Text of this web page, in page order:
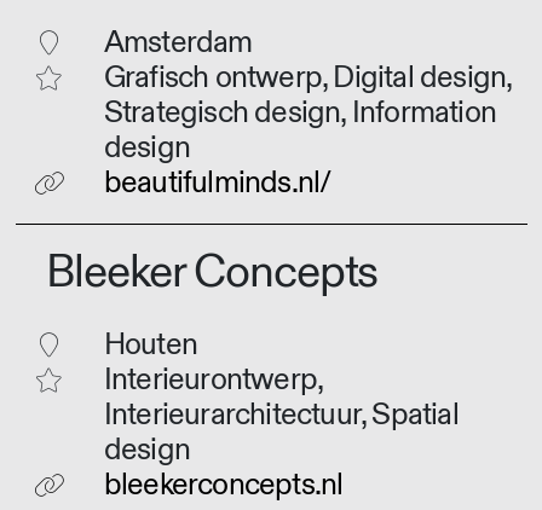
Amsterdam
Grafisch ontwerp, Digital design,
Strategisch design, Information
design
beautifulminds.nl/
Bleeker Concepts
Houten
Interieurontwerp,
Interieurarchitectuur, Spatial
design
bleekerconcepts.nl